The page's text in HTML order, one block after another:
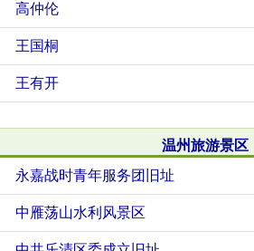
高仲伦
王国桐
王有开
温州旅游景区
永嘉战时青年服务团旧址
中雁荡山水利风景区